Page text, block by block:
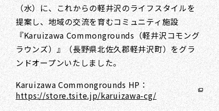
（水）に、これからの軽井沢のライフスタイルを
提案し、地域の交流を育むコミュニティ施設
『Karuizawa Commongrounds（軽井沢コモング
ラウンズ）』（長野県北佐久郡軽井沢町）をグラ
ンドオープンいたしました。
Karuizawa Commongrounds HP：
https://store.tsite.jp/karuizawa-cg/